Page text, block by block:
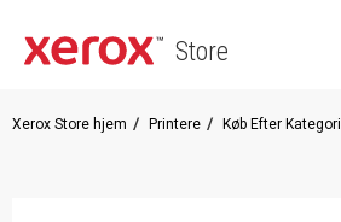
Store
Xerox Store hjem Printere Køb Efter Kategori